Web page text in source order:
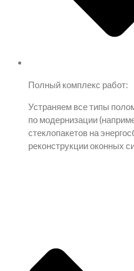
Полный комплекс работ:
Устраняем все типы
по модернизации
стеклопакетов на
реконструкции оконных